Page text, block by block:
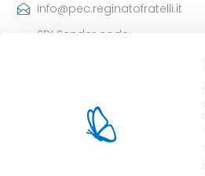
info@pec.reginatofratelli.it
SDI Sender code:
Iscr. CCIAA: 85980 di TV
- Cap. Soc: 101.400,00 €